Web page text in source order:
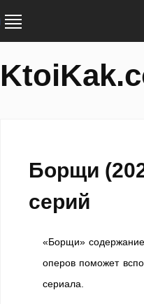
Борщи
серий
«Борщи»
оперов поможет
сериала.